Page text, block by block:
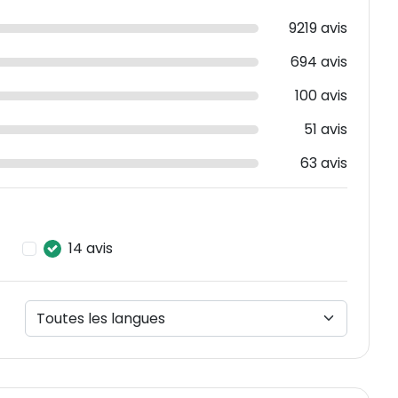
9219 avis
694 avis
100 avis
51 avis
63 avis
14 avis